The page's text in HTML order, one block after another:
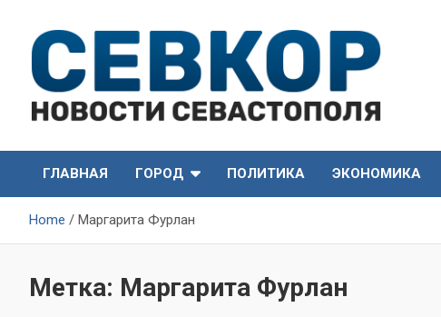
content
СевКор — Новости
Севастополя
Севастополя
ГЛАВНАЯ
ГОРОД ПОЛИТИКА ЭКОНОМИКА
Home Маргарита Фурлан
Метка: Маргарита Фурлан